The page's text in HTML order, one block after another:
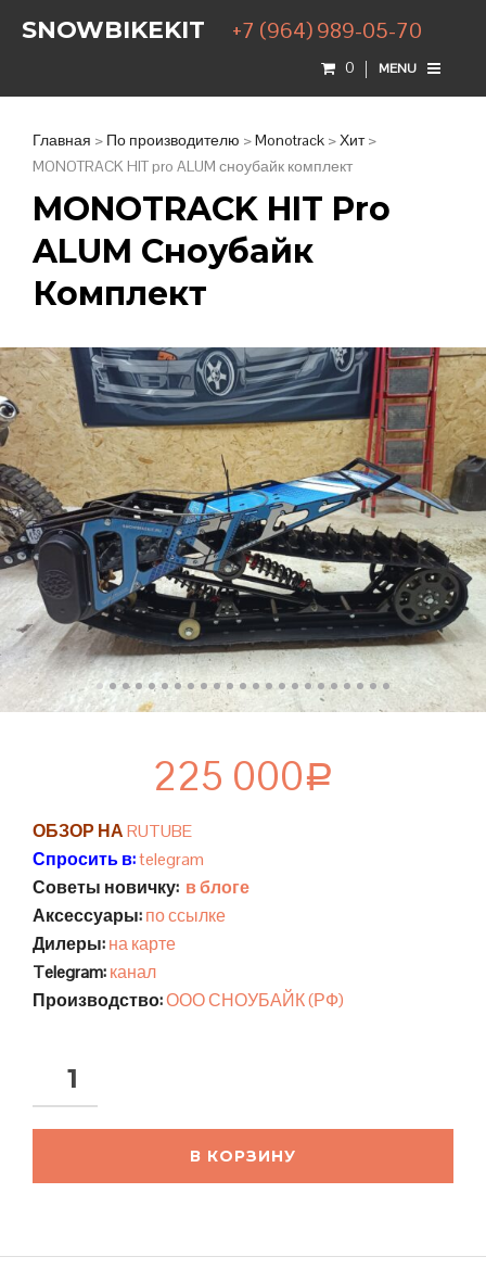
SNOWBIKEKIT +7 (964) 989-05-70
0 MENU
Главная > По производителю >Monotrack >Хит>
MONOTRACK HIT pro ALUM сноубайк комплект
MONOTRACK HIT Pro
ALUM Сноубайк
Комплект
225 000Р
ОБЗОР НАRUTUBE
Спросить в:telegram
Советы новичку: в блоге
Аксессуары:по ссылке
Дилеры:на карте
Telegram:канал
Производство:ООО СНОУБАЙК (РФ)
В КОРЗИНУ